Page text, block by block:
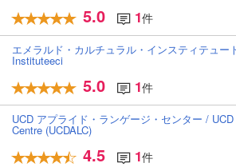
5.0 1件
エメラルド・カルチュラル・インスティテュー
Instituteeci
5.0 1件
UCD アプライド・ランゲージ・センター /
Centre (UCDALC)
4.5 1件